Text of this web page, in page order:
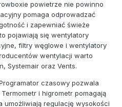
powietrze nie powinno
pomaga odprowadzać
i zapewniać świeże
pojawiają się wentylatory
filtry węglowe i wentylatory
wentylacji warto
Systemair oraz Vents.
czasowy pozwala
i higrometr pomagają
umożliwiają regulację wysokości